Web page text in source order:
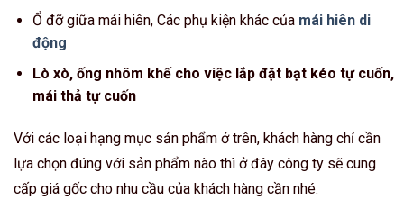
Ổ đỡ giữa mái hiên, Các phụ kiện khác của mái hiên di
động
Lò xò, ống nhôm khế cho việc lắp đặt bạt kéo tự cuốn,
mái thả tự cuốn
Với các loại hạng mục sản phẩm ở trên, khách hàng chỉ cần
lựa chọn đúng với sản phẩm nào thì ở đây công ty sẽ cung
cấp giá gốc cho nhu cầu của khách hàng cần nhé.